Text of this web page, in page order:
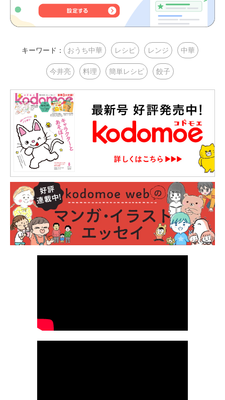
キーワード： おうち中華 レシピ レンジ 中華
今井亮 料理 簡単レシピ 餃子